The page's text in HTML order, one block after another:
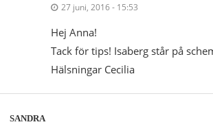
27 juni, 2016 - 15:53
Hej Anna!
Tack för tips! Isaberg står på
Hälsningar Cecilia
SANDRA